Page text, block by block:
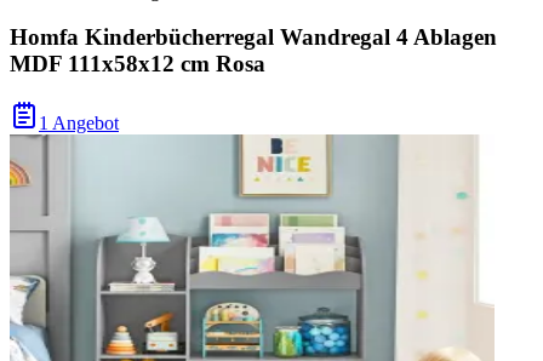
Homfa Kinderbücherregal Wandregal 4 Ablagen
MDF 111x58x12 cm Rosa
1 Angebot